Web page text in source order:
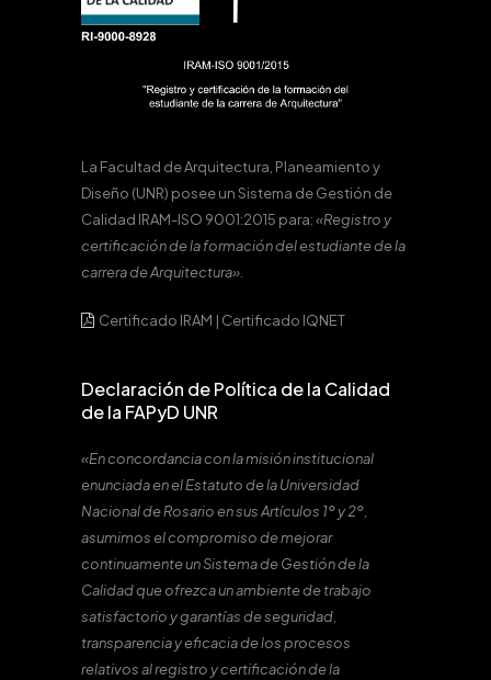
La Facultad de Arquitectura, Planeamiento y
Diseño (UNR) posee un Sistema de Gestión de
Calidad IRAM-ISO 9001:2015 para:«Registro y
certificación de la formación del estudiante de la
carrera de Arquitectura».
Certificado IRAM | Certificado IQNET
Declaración de Política de la Calidad
de la FAPyD UNR
«En concordancia con la misión institucional
enunciada en el Estatuto de la Universidad
Nacional de Rosario en sus Artículos 1º y 2º,
asumimos el compromiso de mejorar
continuamente un Sistema de Gestión de la
Calidad que ofrezca un ambiente de trabajo
satisfactorio y garantías de seguridad,
transparencia y eficacia de los procesos
relativos al registro y certificación de la